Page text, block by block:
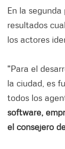
En la
resultados
los actores
"Para el
la ciudad, es
todos los
software,
el consejero